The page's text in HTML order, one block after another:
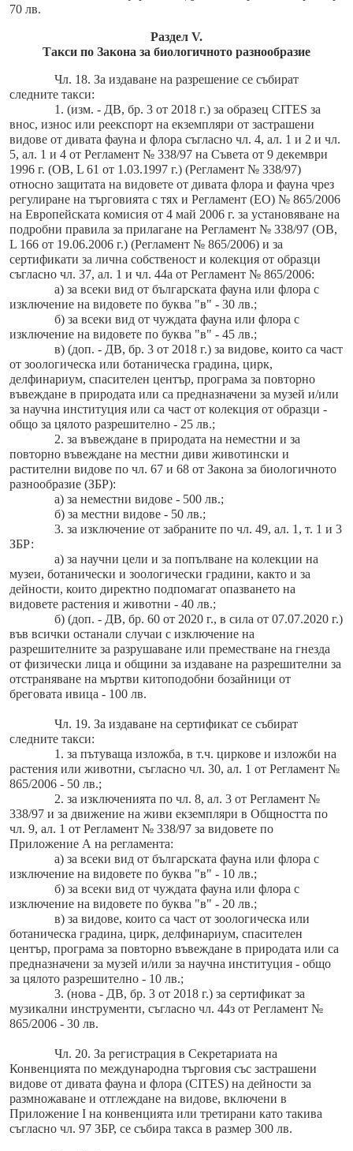
70 лв.
Раздел V.
Такси по Закона за биологичното разнообразие
Чл. 18. За издаване на разрешение се събират
следните такси:
1. (изм. - ДВ, бр. 3 от 2018 г.) за образец CITES за
внос, износ или реекспорт на екземпляри от застрашени
видове от дивата фауна и флора съгласно чл. 4, ал. 1 и 2 и чл.
5, ал. 1 и 4 от Регламент № 338/97 на Съвета от 9 декември
1996 г. (ОВ, L 61 от 1.03.1997 г.) (Регламент № 338/97)
относно защитата на видовете от дивата флора и фауна чрез
регулиране на търговията с тях и Регламент (ЕО) № 865/2006
на Европейската комисия от 4 май 2006 г. за установяване на
подробни правила за прилагане на Регламент № 338/97 (ОВ,
L 166 от 19.06.2006 г.) (Регламент № 865/2006) и за
сертификати за лична собственост и колекция от образци
съгласно чл. 37, ал. 1 и чл. 44а от Регламент № 865/2006:
а) за всеки вид от българската фауна или флора с
изключение на видовете по буква "в" - 30 лв.;
б) за всеки вид от чуждата фауна или флора с
изключение на видовете по буква "в" - 45 лв.;
в) (доп. - ДВ, бр. 3 от 2018 г.) за видове, които са част
от зоологическа или ботаническа градина, цирк,
делфинариум, спасителен център, програма за повторно
въвеждане в природата или са предназначени за музей и/или
за научна институция или са част от колекция от образци -
общо за цялото разрешително - 25 лв.;
2. за въвеждане в природата на неместни и за
повторно въвеждане на местни диви животински и
растителни видове по чл. 67 и 68 от Закона за биологичното
разнообразие (ЗБР):
а) за неместни видове - 500 лв.;
б) за местни видове - 50 лв.;
3. за изключение от забраните по чл. 49, ал. 1, т. 1 и 3
ЗБР:
а) за научни цели и за попълване на колекции на
музеи, ботанически и зоологически градини, както и за
дейности, които директно подпомагат опазването на
видовете растения и животни - 40 лв.;
б) (доп. - ДВ, бр. 60 от 2020 г., в сила от 07.07.2020 г.)
във всички останали случаи с изключение на
разрешителните за разрушаване или преместване на гнезда
от физически лица и общини за издаване на разрешителни за
отстраняване на мъртви китоподобни бозайници от
бреговата ивица - 100 лв.
Чл. 19. За издаване на сертификат се събират
следните такси:
1. за пътуваща изложба, в т.ч. циркове и изложби на
растения или животни, съгласно чл. 30, ал. 1 от Регламент №
865/2006 - 50 лв.;
2. за изключенията по чл. 8, ал. 3 от Регламент №
338/97 и за движение на живи екземпляри в Общността по
чл. 9, ал. 1 от Регламент № 338/97 за видовете по
Приложение А на регламента:
а) за всеки вид от българската фауна или флора с
изключение на видовете по буква "в" - 10 лв.;
б) за всеки вид от чуждата фауна или флора с
изключение на видовете по буква "в" - 20 лв.;
в) за видове, които са част от зоологическа или
ботаническа градина, цирк, делфинариум, спасителен
център, програма за повторно въвеждане в природата или са
предназначени за музей и/или за научна институция - общо
за цялото разрешително - 10 лв.;
3. (нова - ДВ, бр. 3 от 2018 г.) за сертификат за
музикални инструменти, съгласно чл. 44з от Регламент №
865/2006 - 30 лв.
Чл. 20. За регистрация в Секретариата на
Конвенцията по международна търговия със застрашени
видове от дивата фауна и флора (CITES) на дейности за
размножаване и отглеждане на видове, включени в
Приложение I на конвенцията или третирани като такива
съгласно чл. 97 ЗБР, се събира такса в размер 300 лв.